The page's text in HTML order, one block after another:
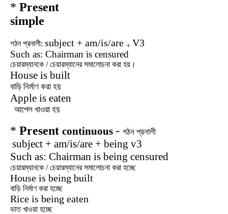
* Present
simple
গঠন প্রনালী: subject + am/is/are + V3
Such as: Chairman is censured
চেয়ারম্যানকে /চেয়ারম্যানের সমালোচনা করা হয়।
House is built
বাড়ি নির্মাণ করা হয়
Apple is eaten
আপেল খাওয়া হয়
* Present continuous - গঠন প্রনালী
subject + am/is/are + being v3
Such as: Chairman is being censured
চেয়ারম্যানকে /চেয়ারম্যানের সমালোচনা করা হচ্ছে
House is being built
বাড়ি নির্মাণ করা হচ্ছে
Rice is being eaten
ভাত খাওয়া হচ্ছে